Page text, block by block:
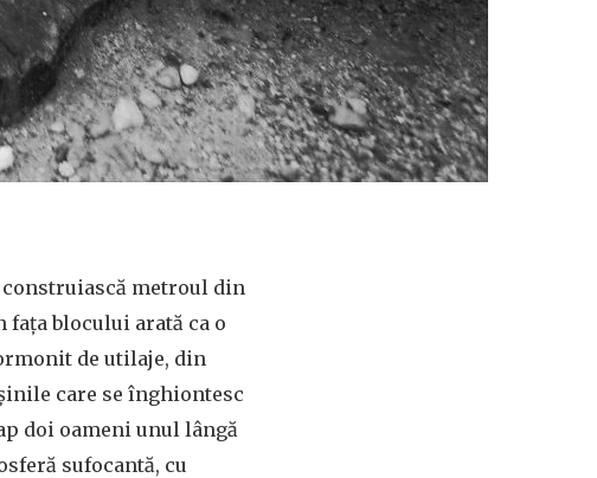
construiască metroul din
faţa blocului arată ca o
de utilaje, din
care se înghiontesc
doi oameni unul lângă
sufocantă, cu